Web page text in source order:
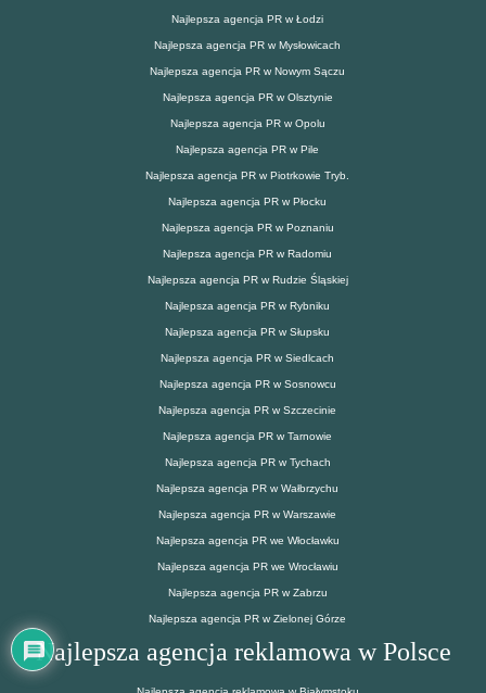
Najlepsza agencja PR w Łodzi
Najlepsza agencja PR w Mysłowicach
Najlepsza agencja PR w Nowym Sączu
Najlepsza agencja PR w Olsztynie
Najlepsza agencja PR w Opolu
Najlepsza agencja PR w Pile
Najlepsza agencja PR w Piotrkowie Tryb.
Najlepsza agencja PR w Płocku
Najlepsza agencja PR w Poznaniu
Najlepsza agencja PR w Radomiu
Najlepsza agencja PR w Rudzie Śląskiej
Najlepsza agencja PR w Rybniku
Najlepsza agencja PR w Słupsku
Najlepsza agencja PR w Siedlcach
Najlepsza agencja PR w Sosnowcu
Najlepsza agencja PR w Szczecinie
Najlepsza agencja PR w Tarnowie
Najlepsza agencja PR w Tychach
Najlepsza agencja PR w Wałbrzychu
Najlepsza agencja PR w Warszawie
Najlepsza agencja PR we Włocławku
Najlepsza agencja PR we Wrocławiu
Najlepsza agencja PR w Zabrzu
Najlepsza agencja PR w Zielonej Górze
Najlepsza agencja reklamowa w Polsce